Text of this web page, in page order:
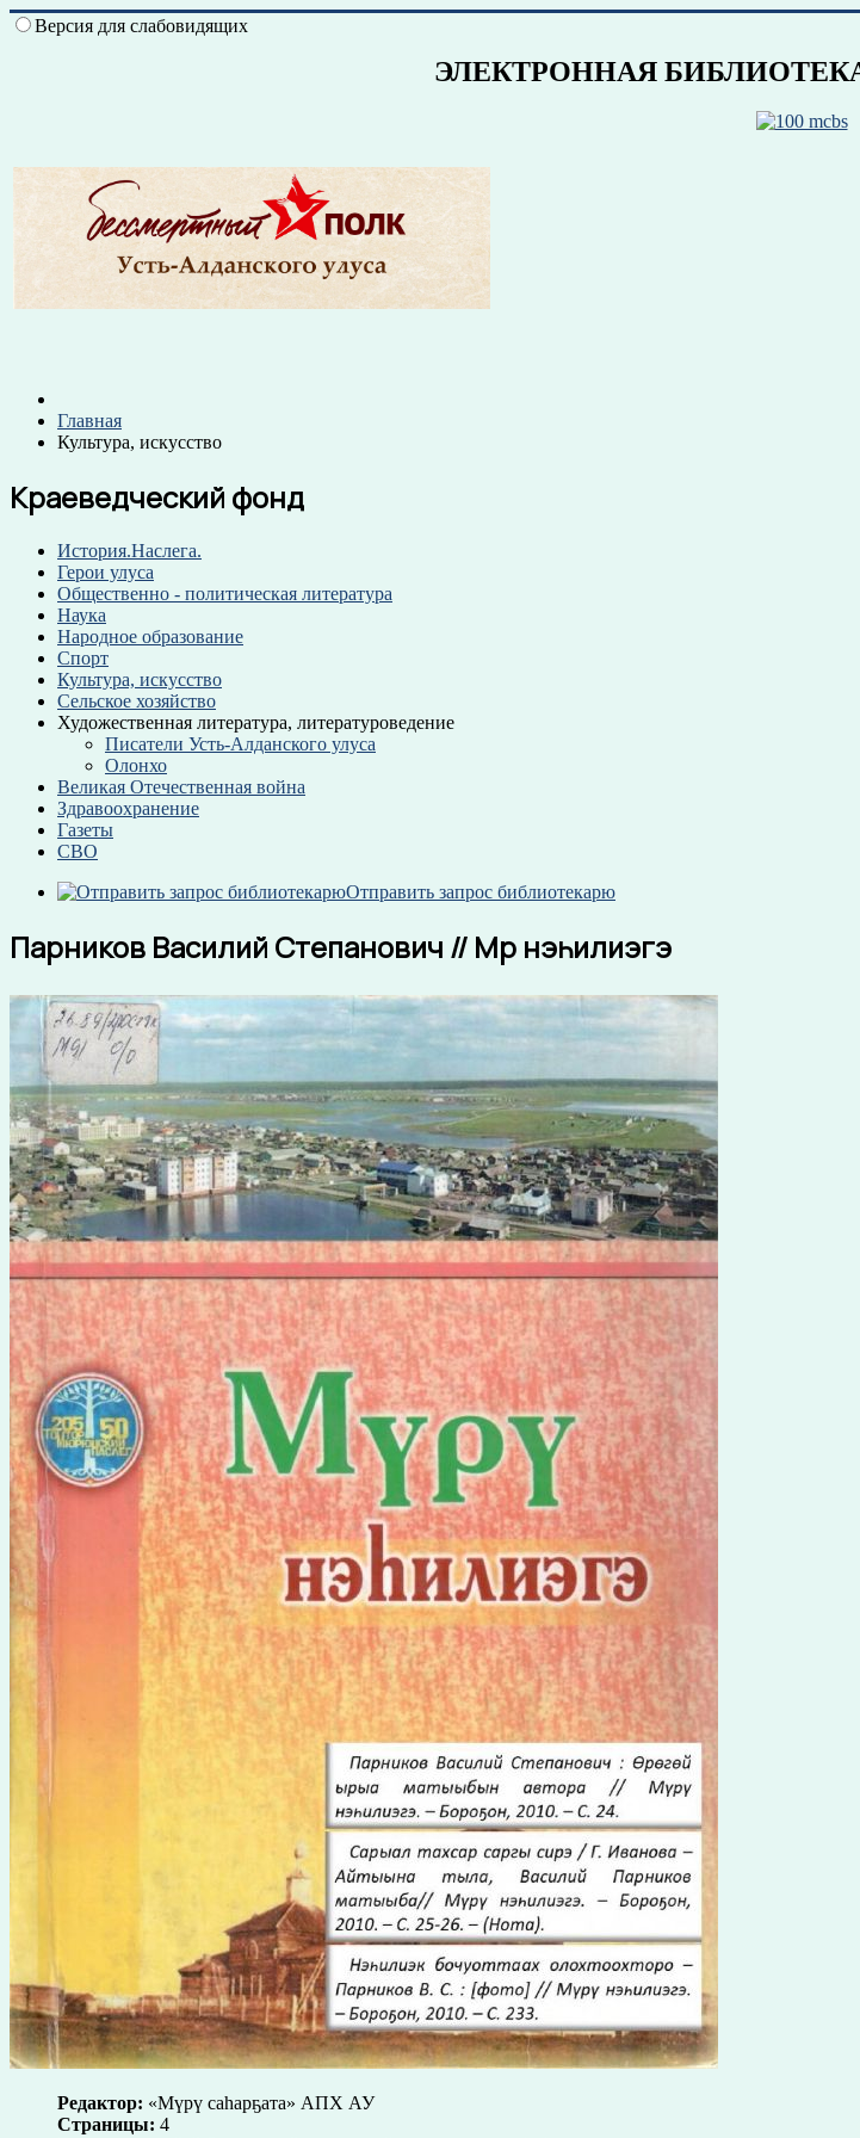
Версия для слабовидящих
ЭЛЕКТРОННАЯ БИБЛИОТЕКА
Главная
Культура, искусство
Краеведческий фонд
История.Наслега.
Герои улуса
Общественно - политическая литература
Наука
Народное образование
Спорт
Культура, искусство
Сельское хозяйство
Художественная литература, литературоведение
Писатели Усть-Алданского улуса
Олонхо
Великая Отечественная война
Здравоохранение
Газеты
СВО
Отправить запрос библиотекарю
Парников Василий Степанович // Мүрү нэһилиэгэ
Редактор: «Мүрү саһарҕата» АПХ АУ
Страницы: 4